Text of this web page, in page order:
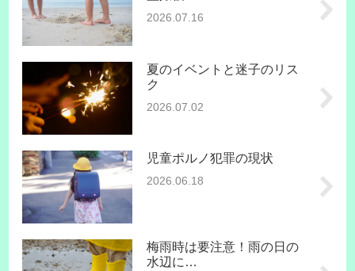
2026.07.16
夏のイベントと迷子のリス
ク
2026.07.02
児童ポルノ犯罪の現状
2026.06.18
梅雨時は要注意！雨の日の
水辺に…